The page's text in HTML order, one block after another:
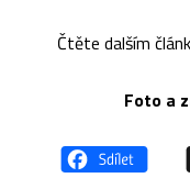
Čtěte dalším
Foto a